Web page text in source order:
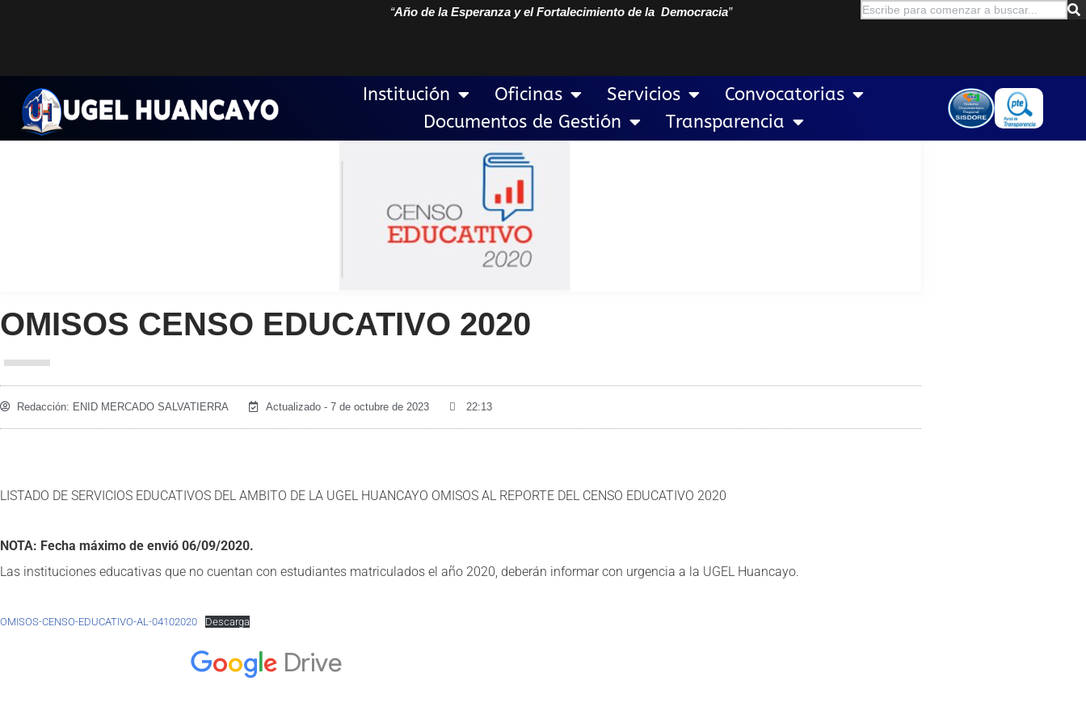
contenido
“Año de la Esperanza y el Fortalecimiento de la Democracia”
Institución Oficinas Servicios
Convocatorias
Documentos de Gestión
Transparencia
OMISOS CENSO EDUCATIVO 2020
Redacción: ENID MERCADO SALVATIERRA Actualizado - 7 de octubre de 2023 22:13
LISTADO DE SERVICIOS EDUCATIVOS DEL AMBITO DE LA UGEL HUANCAYO OMISOS AL REPORTE DEL CENSO EDUCATIVO 2020
NOTA: Fecha máximo de envió 06/09/2020.
Las instituciones educativas que no cuentan con estudiantes matriculados el año 2020, deberán informar con urgencia a la UGEL Huancayo.
OMISOS-CENSO-EDUCATIVO-AL-04102020 Descarga